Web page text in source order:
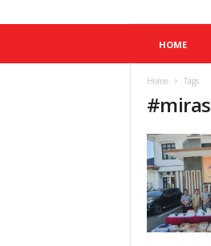
HOME
Home Tags
#miras